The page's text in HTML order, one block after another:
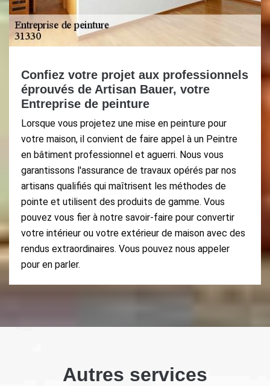
Confiez votre projet aux professionnels
éprouvés de Artisan Bauer, votre
Entreprise de peinture
Lorsque vous projetez une mise en peinture pour
votre maison, il convient de faire appel à un Peintre
en bâtiment professionnel et aguerri. Nous vous
garantissons l'assurance de travaux opérés par nos
artisans qualifiés qui maîtrisent les méthodes de
pointe et utilisent des produits de gamme. Vous
pouvez vous fier à notre savoir-faire pour convertir
votre intérieur ou votre extérieur de maison avec des
rendus extraordinaires. Vous pouvez nous appeler
pour en parler.
Autres services